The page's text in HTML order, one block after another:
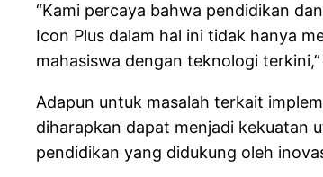
“Kami percaya bahwa pendidikan
Icon Plus dalam hal ini tidak hanya
mahasiswa dengan teknologi
Adapun untuk masalah terkait
diharapkan dapat menjadi kekuatan
pendidikan yang didukung oleh